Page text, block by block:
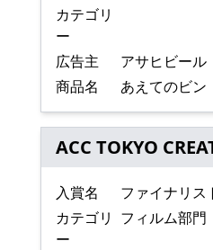
カテゴリ
ー
広告主
アサヒビール
商品名
あえてのビン
ACC TOKYO
入賞名
ファイナリス
カテゴリ
ー
フィルム部門